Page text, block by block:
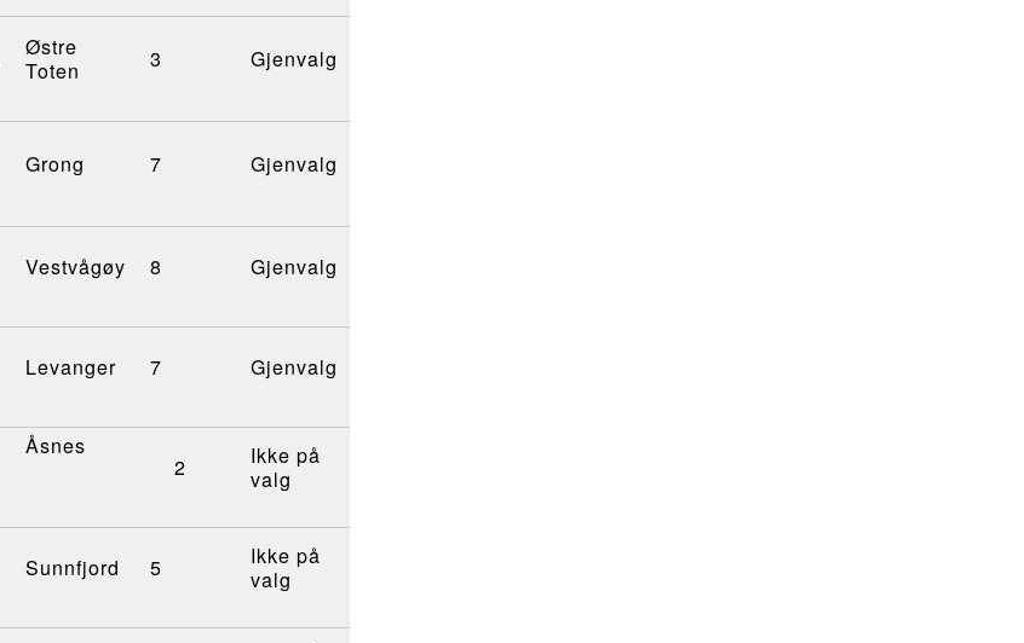
Østre
Toten
3 Gjenvalg
Grong 7 Gjenvalg
Vestvågøy 8 Gjenvalg
Levanger 7 Gjenvalg
Åsnes
2
Ikke på
valg
Sunnfjord 5
Ikke på
valg